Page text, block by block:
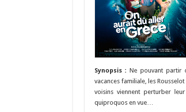
Synopsis :Ne pouvant partir
vacances familiale, les
voisins viennent perturber
quiproquos en vue…